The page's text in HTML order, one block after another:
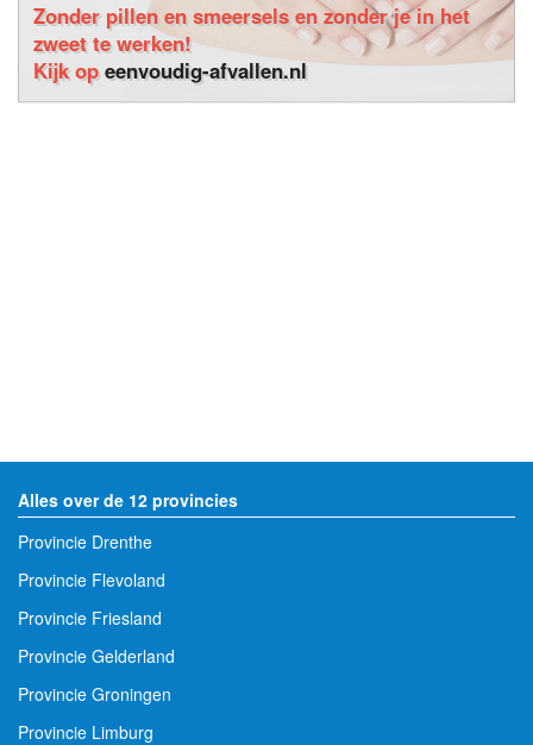
Zonder pillen en smeersels en zonder je in het
zweet te werken!
Kijk opeenvoudig-afvallen.nl
Alles over de 12 provincies
Provincie Drenthe
Provincie Flevoland
Provincie Friesland
Provincie Gelderland
Provincie Groningen
Provincie Limburg